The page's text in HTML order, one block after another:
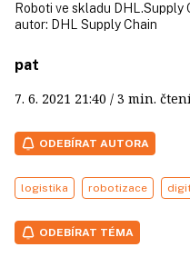
Roboti ve skladu DHL.Supply
autor: DHL Supply Chain
pat
7. 6. 2021 21:40 / 3 min.
ODEBÍRAT AUTORA
logistika robotizace
ODEBÍRAT TÉMA